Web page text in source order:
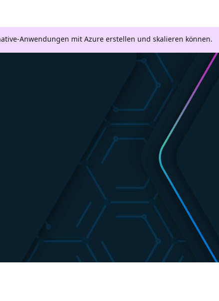
Anwendungen mit Azure erstellen und skalieren können.